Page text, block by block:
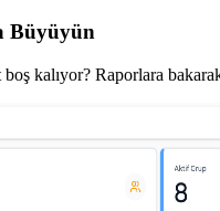
Büyüyün
kalıyor? Raporlara